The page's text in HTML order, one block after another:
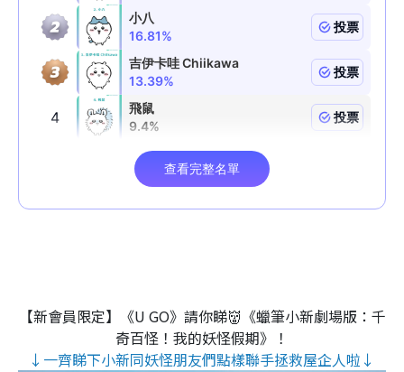
【新會員限定】《U GO》請你睇👹《蠟筆小新劇場版：千
奇百怪！我的妖怪假期》！
↓一齊睇下小新同妖怪朋友們點樣聯手拯救屋企人啦↓